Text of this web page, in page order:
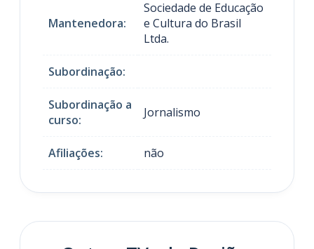
Mantenedora:
Sociedade de Educação
e Cultura do Brasil
Ltda.
Subordinação:
Subordinação a
curso:
Jornalismo
Afiliações: não